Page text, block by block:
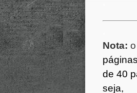
Nota:
de 40
seja,